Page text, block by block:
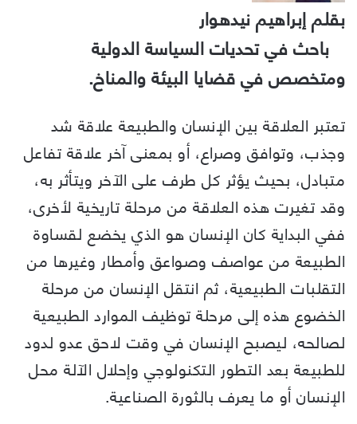
بقلم إبراهيم نيدهوار
باحث في تحديات السياسة الدولية
ومتخصص في قضايا البيئة والمناخ.
تعتبر العلاقة بين الإنسان والطبيعة علاقة شد
وجذب، وتوافق وصراع، أو بمعنى آخر علاقة تفاعل
متبادل، بحيث يؤثر كل طرف على الآخر ويتأثر به،
وقد تغيرت هذه العلاقة من مرحلة تاريخية لأخرى،
ففي البداية كان الإنسان هو الذي يخضع لقساوة
الطبيعة من عواصف وصواعق وأمطار وغيرها من
التقلبات الطبيعية، ثم انتقل الإنسان من مرحلة
الخضوع هذه إلى مرحلة توظيف الموارد الطبيعية
لصالحه، ليصبح الإنسان في وقت لاحق عدو لدود
للطبيعة بعد التطور التكنولوجي وإحلال الآلة محل
الإنسان أو ما يعرف بالثورة الصناعية.